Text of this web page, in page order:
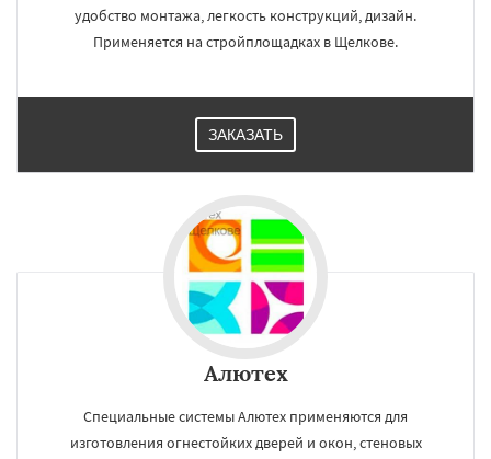
удобство монтажа, легкость конструкций, дизайн.
Применяется на стройплощадках в Щелкове.
ЗАКАЗАТЬ
Алютех
Специальные системы Алютех применяются для
изготовления огнестойких дверей и окон, стеновых